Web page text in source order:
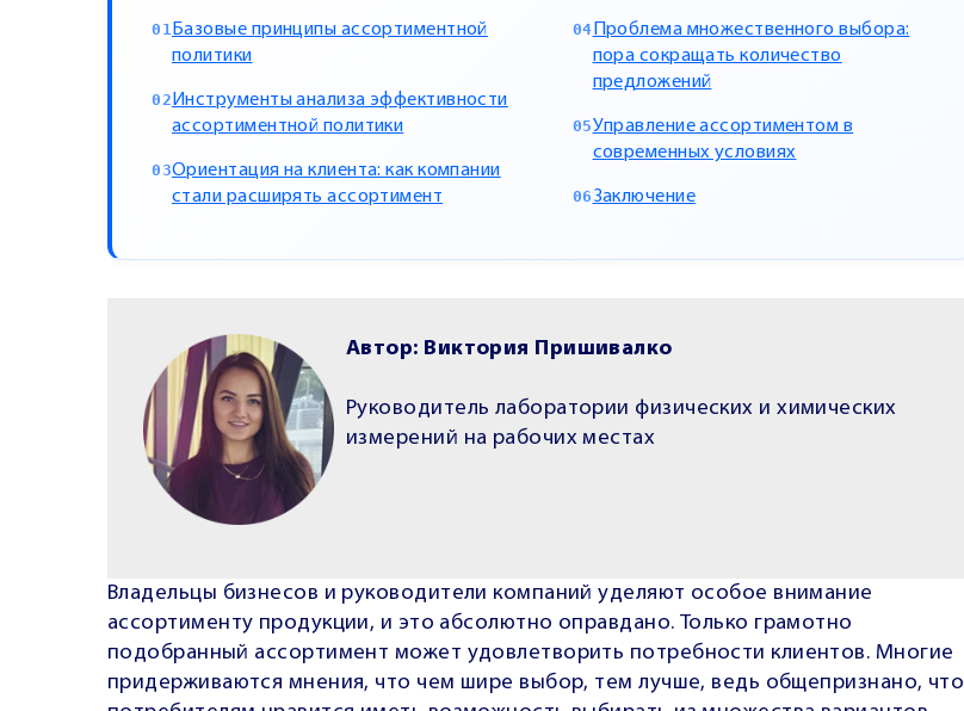
Базовые принципы ассортиментной
политики
Инструменты анализа эффективности
ассортиментной политики
Ориентация на клиента: как компании
стали расширять ассортимент
Проблема множественного выбора:
пора сокращать количество
предложений
Управление ассортиментом в
современных условиях
Заключение
Автор: Виктория Пришивалко
Руководитель лаборатории физических и химических
измерений на рабочих местах
Владельцы бизнесов и руководители компаний уделяют особое внимание
ассортименту продукции, и это абсолютно оправдано. Только грамотно
подобранный ассортимент может удовлетворить потребности клиентов. Многие
придерживаются мнения, что чем шире выбор, тем лучше, ведь общепризнано, что